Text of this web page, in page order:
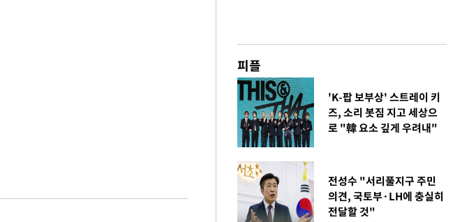
피플
'K-팝 보부상' 스트레이 키
즈, 소리 봇짐 지고 세상으
로 "韓 요소 깊게 우려내"
전성수 "서리풀지구 주민
의견, 국토부·LH에 충실히
전달할 것"